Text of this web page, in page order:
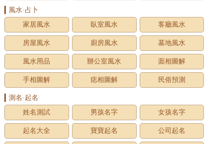
風水·占卜
家居風水
臥室風水 客廳風水
房屋風水 廚房風水 墓地風水
風水用品 辦公室風水 面相圖解
手相圖解 痣相圖解 民俗預測
測名·起名
姓名測試
男孩名字 女孩名字
起名大全 寶寶起名 公司起名